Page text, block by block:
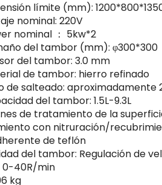
límite (mm):
nominal: 220V
nominal ： 5kw*2
del tambor (mm): φ300*300
del tambor: 3.0 mm
de tambor: hierro refinado
de salteado: aproximadamente
del tambor: 1.5L-9.3L
de tratamiento de la
con nitruración/
de teflón
del tambor: Regulación de
0-40R/min
kg